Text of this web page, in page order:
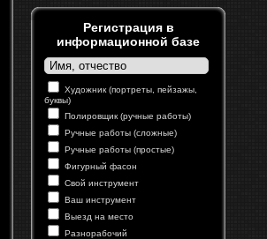
Регистрация в
информационной базе
Художник (портреты, пейзажы,
буквы)
Полировщик (ручные работы)
Ручные работы (сложные)
Ручные работы (простые)
Фигурный фасон
Свой инструмент
Ваш инструмент
Выезд на место
Разнорабочий